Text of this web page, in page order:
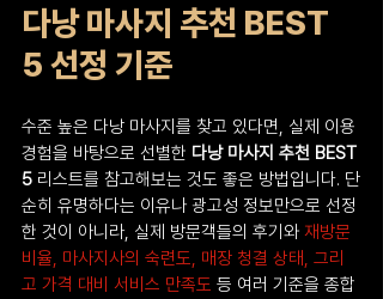
다낭 마사지 추천 BEST
5 선정 기준
수준 높은 다낭 마사지를 찾고 있다면, 실제 이용
경험을 바탕으로 선별한 다낭 마사지 추천 BEST
5 리스트를 참고해보는 것도 좋은 방법입니다. 단
순히 유명하다는 이유나 광고성 정보만으로 선정
한 것이 아니라, 실제 방문객들의 후기와 재방문
비율, 마사지사의 숙련도, 매장 청결 상태, 그리
고 가격 대비 서비스 만족도 등 여러 기준을 종합